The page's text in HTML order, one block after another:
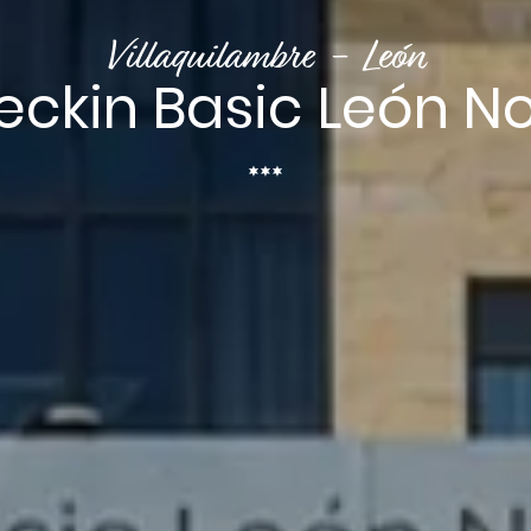
Villaquilambre - León
Basic León